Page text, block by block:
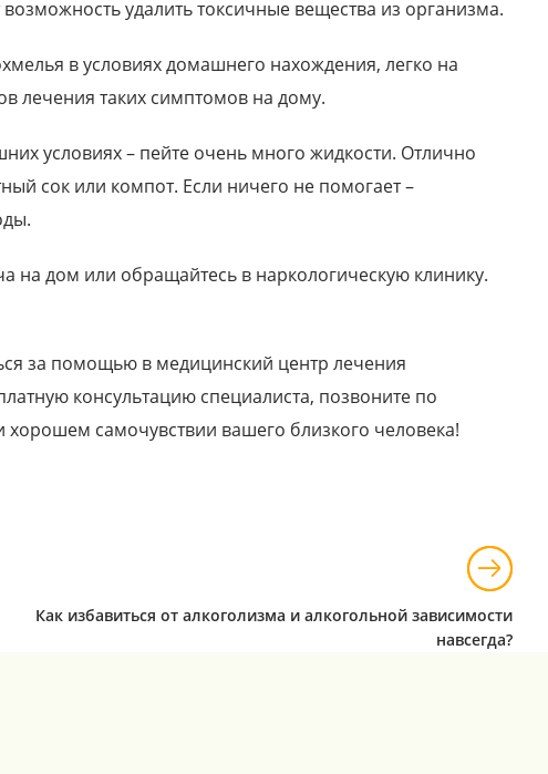
удалить токсичные вещества из организма.
в условиях домашнего нахождения, легко на
лечения таких симптомов на дому.
условиях – пейте очень много жидкости. Отлично
сок или компот. Если ничего не помогает –
на дом или обращайтесь в наркологическую клинику.
за помощью в медицинский центр лечения
консультацию специалиста, позвоните по
хорошем самочувствии вашего близкого человека!
Как избавиться от алкоголизма и алкогольной зависимости
навсегда?